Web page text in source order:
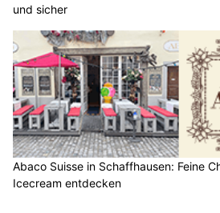
und sicher
Abaco Suisse in Schaffhausen: Feine
Icecream entdecken